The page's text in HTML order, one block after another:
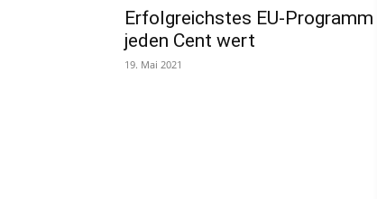
Erfolgreichstes EU-Programm
jeden Cent wert
19. Mai 2021